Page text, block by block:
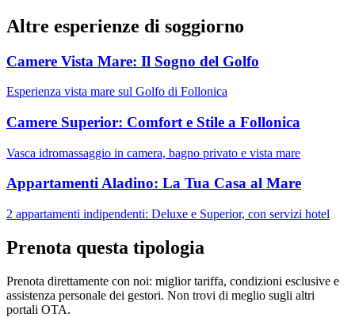
Altre esperienze di soggiorno
Camere Vista Mare: Il Sogno del Golfo
Esperienza vista mare sul Golfo di Follonica
Camere Superior: Comfort e Stile a Follonica
Vasca idromassaggio in camera, bagno privato e vista mare
Appartamenti Aladino: La Tua Casa al Mare
2 appartamenti indipendenti: Deluxe e Superior, con servizi hotel
Prenota questa tipologia
Prenota direttamente con noi: miglior tariffa, condizioni esclusive e
assistenza personale dei gestori. Non trovi di meglio sugli altri
portali OTA.